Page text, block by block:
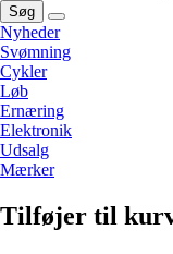
Søg
Nyheder
Svømning
Cykler
Løb
Ernæring
Elektronik
Udsalg
Mærker
Tilføjer til